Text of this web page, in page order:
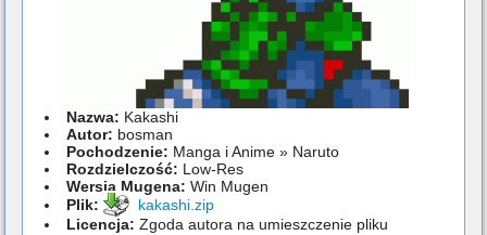
Nazwa: Kakashi
Autor: bosman
Pochodzenie: Manga i Anime » Naruto
Rozdzielczość: Low-Res
Wersja Mugena: Win Mugen
Plik:
kakashi.zip
Licencja: Zgoda autora na umieszczenie pliku